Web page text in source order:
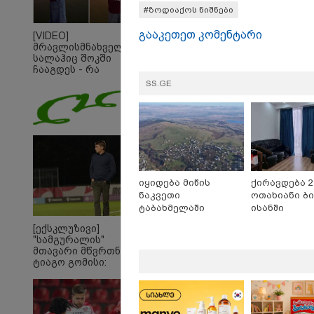
[VIDEO]
მრავლისმნახველი
სალაჰიც შოკში
ჩააგდეს - რა
ეგვიპტელი
ფეხბურთელის
წარდგენისას
[ექსკლუზივი]
"სამგურალის"
მთავარი მწვრთნელი
ტიაგო გომისი:
ტალანტების
ქვეყანაა"!
#ზოდიაქოს ნიშნები
გააკეთეთ კომენტარი
SS.GE
იყიდება მიწის
ნაკვეთი
ტაბახმელაში
ქირავდება 2
ოთახიანი
ისანში